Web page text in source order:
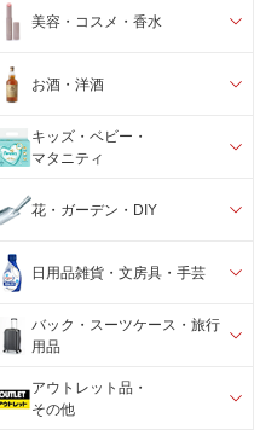
美容・コスメ・香水
お酒・洋酒
キッズ・ベビー・
マタニティ
花・ガーデン・DIY
日用品雑貨・文房具・手芸
バック・スーツケース・旅行
用品
アウトレット品・
その他